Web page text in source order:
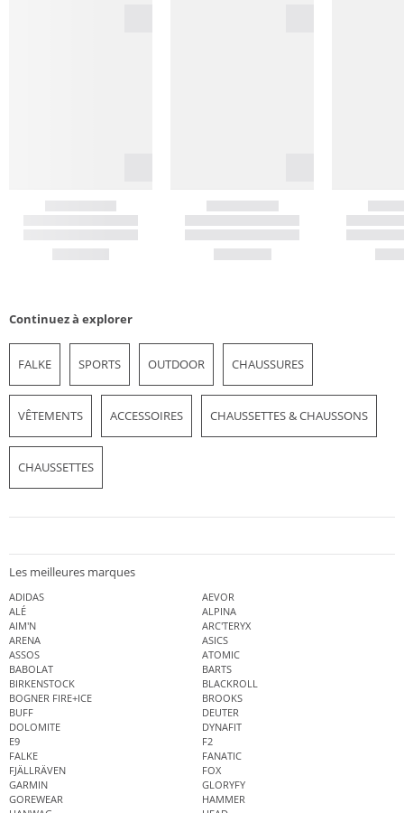
Continuez à explorer
FALKE SPORTS OUTDOOR CHAUSSURES
VÊTEMENTS ACCESSOIRES CHAUSSETTES & CHAUSSONS
CHAUSSETTES
Les meilleures marques
ADIDAS
AEVOR
ALÉ
ALPINA
AIM'N
ARC'TERYX
ARENA
ASICS
ASSOS
ATOMIC
BABOLAT
BARTS
BIRKENSTOCK
BLACKROLL
BOGNER FIRE+ICE
BROOKS
BUFF
DEUTER
DOLOMITE
DYNAFIT
E9
F2
FALKE
FANATIC
FJÄLLRÄVEN
FOX
GARMIN
GLORYFY
GOREWEAR
HAMMER